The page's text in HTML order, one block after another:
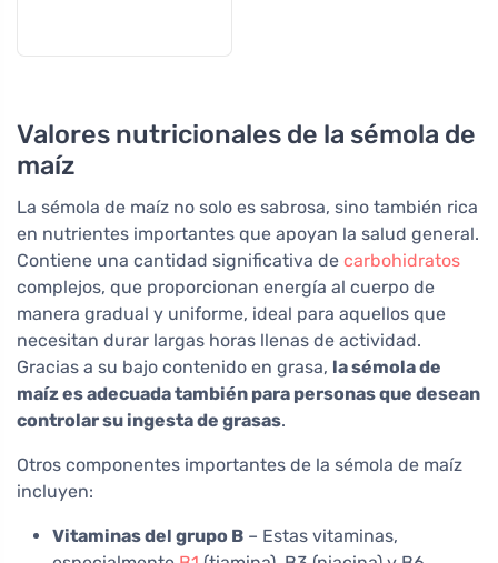
Valores nutricionales de la sémola de
maíz
La sémola de maíz no solo es sabrosa, sino también rica
en nutrientes importantes que apoyan la salud general.
Contiene una cantidad significativa de carbohidratos
complejos, que proporcionan energía al cuerpo de
manera gradual y uniforme, ideal para aquellos que
necesitan durar largas horas llenas de actividad.
Gracias a su bajo contenido en grasa, la sémola de
maíz es adecuada también para personas que desean
controlar su ingesta de grasas.
Otros componentes importantes de la sémola de maíz
incluyen:
Vitaminas del grupo B – Estas vitaminas,